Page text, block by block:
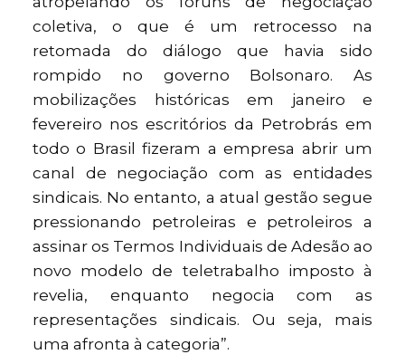
coletiva, o que é um retrocesso na
retomada do diálogo que havia sido
rompido no governo Bolsonaro. As
mobilizações históricas em janeiro e
fevereiro nos escritórios da Petrobrás em
todo o Brasil fizeram a empresa abrir um
canal de negociação com as entidades
sindicais. No entanto, a atual gestão segue
pressionando petroleiras e petroleiros a
assinar os Termos Individuais de Adesão ao
novo modelo de teletrabalho imposto à
revelia, enquanto negocia com as
representações sindicais. Ou seja, mais
uma afronta à categoria”.